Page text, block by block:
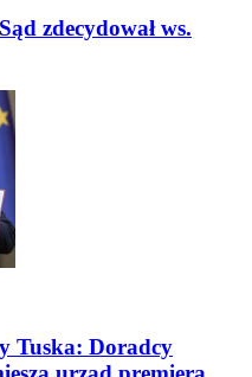
zdecydował ws.
Tuska: Doradcy